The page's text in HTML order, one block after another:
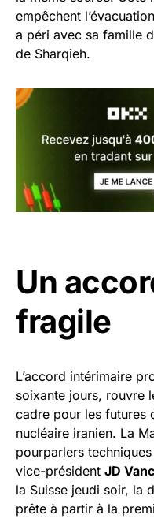
empêchent
a péri avec sa famille
de Sharqieh.
Un
fragile
L’accord intérimaire
soixante jours, rouvre
cadre pour les futures
nucléaire iranien. La
pourparlers
vice-président JD
la Suisse jeudi soir, la
prête à partir à la